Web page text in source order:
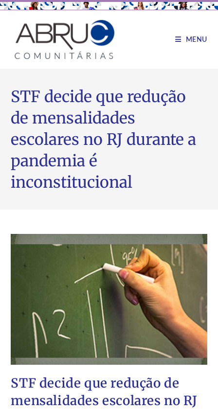
MENU
STF decide que redução
de mensalidades
escolares no RJ durante a
pandemia é
inconstitucional
STF decide que redução de
mensalidades escolares no RJ